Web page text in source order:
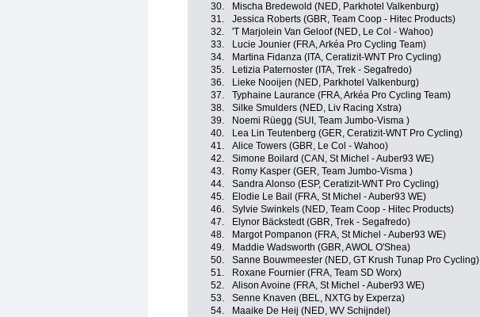
30.
Mischa Bredewold (NED, Parkhotel Valkenburg)
31.
Jessica Roberts (GBR, Team Coop - Hitec Products)
32.
'T Marjolein Van Geloof (NED, Le Col - Wahoo)
33.
Lucie Jounier (FRA, Arkéa Pro Cycling Team)
34.
Martina Fidanza (ITA, Ceratizit-WNT Pro Cycling)
35.
Letizia Paternoster (ITA, Trek - Segafredo)
36.
Lieke Nooijen (NED, Parkhotel Valkenburg)
37.
Typhaine Laurance (FRA, Arkéa Pro Cycling Team)
38.
Silke Smulders (NED, Liv Racing Xstra)
39.
Noemi Rüegg (SUI, Team Jumbo-Visma )
40.
Lea Lin Teutenberg (GER, Ceratizit-WNT Pro Cycling)
41.
Alice Towers (GBR, Le Col - Wahoo)
42.
Simone Boilard (CAN, St Michel - Auber93 WE)
43.
Romy Kasper (GER, Team Jumbo-Visma )
44.
Sandra Alonso (ESP, Ceratizit-WNT Pro Cycling)
45.
Elodie Le Bail (FRA, St Michel - Auber93 WE)
46.
Sylvie Swinkels (NED, Team Coop - Hitec Products)
47.
Elynor Bäckstedt (GBR, Trek - Segafredo)
48.
Margot Pompanon (FRA, St Michel - Auber93 WE)
49.
Maddie Wadsworth (GBR, AWOL O'Shea)
50.
Sanne Bouwmeester (NED, GT Krush Tunap Pro Cycling)
51.
Roxane Fournier (FRA, Team SD Worx)
52.
Alison Avoine (FRA, St Michel - Auber93 WE)
53.
Senne Knaven (BEL, NXTG by Experza)
54.
Maaike De Heij (NED, WV Schijndel)